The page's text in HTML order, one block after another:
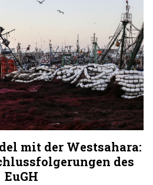
mit der Westsahara:
des
EuGH